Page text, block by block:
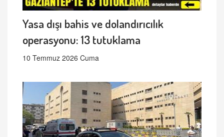
Yasa dışı bahis ve dolandırıcılık
operasyonu: 13 tutuklama
10 Temmuz 2026 Cuma